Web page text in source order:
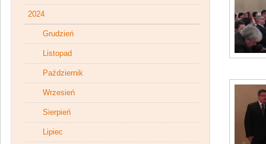
2024
Grudzień
Listopad
Październik
Wrzesień
Sierpień
Lipiec